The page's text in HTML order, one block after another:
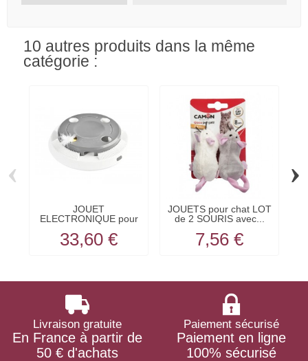
10 autres produits dans la même
catégorie :
JOUET
ELECTRONIQUE pour
33,60 €
JOUETS pour chat LOT
de 2 SOURIS avec...
7,56 €
‹ ›
Livraison gratuite
En France à partir de
50 € d'achats
Paiement sécurisé
Paiement en ligne
100% sécurisé